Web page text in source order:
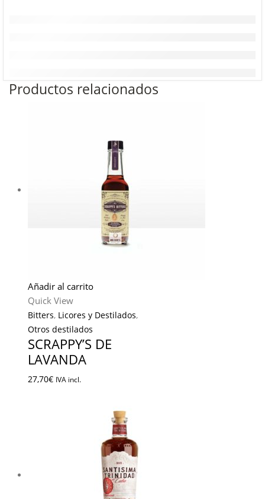
Productos relacionados
Añadir al carrito
Quick View
Bitters, Licores y Destilados,
Otros destilados
SCRAPPY’S DE
LAVANDA
27,70€ IVA incl.